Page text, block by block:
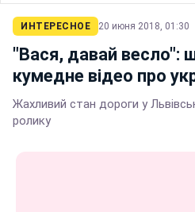
ИНТЕРЕСНОЕ 20 июня 2018, 01:30
"Вася, давай весло":
кумедне відео про
Жахливий стан дороги у
ролику